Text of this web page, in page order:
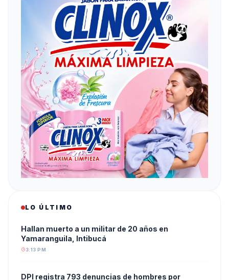
LO ÚLTIMO
Hallan muerto a un militar de 20 años en
Yamaranguila, Intibucá
3:13 PM
DPI registra 793 denuncias de hombres por